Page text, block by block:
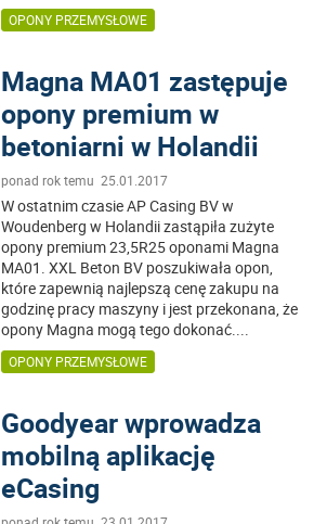
OPONY PRZEMYSŁOWE
Magna MA01 zastępuje
opony premium w
betoniarni w Holandii
ponad rok temu 25.01.2017
W ostatnim czasie AP Casing BV w
Woudenberg w Holandii zastąpiła zużyte
opony premium 23,5R25 oponami Magna
MA01. XXL Beton BV poszukiwała opon,
które zapewnią najlepszą cenę zakupu na
godzinę pracy maszyny i jest przekonana, że
opony Magna mogą tego dokonać....
OPONY PRZEMYSŁOWE
Goodyear wprowadza
mobilną aplikację
eCasing